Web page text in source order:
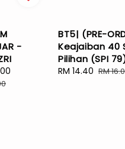
-
BT5| (PRE-
Keajaiban 40
Pilihan (SPI
Sale
RM 14.40 RM